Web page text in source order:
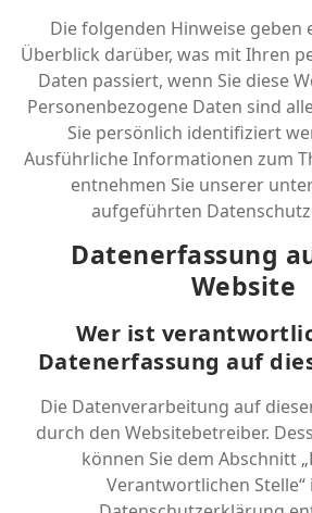
Die folgenden Hinweise geben
Überblick darüber, was mit Ihren
Daten passiert, wenn Sie diese
Personenbezogene Daten sind
Sie persönlich identifiziert
Ausführliche Informationen zum
entnehmen Sie unserer
aufgeführten
Datenerfassung
Website
Wer ist
Datenerfassung auf
Die Datenverarbeitung auf
durch den Websitebetreiber.
können Sie dem Abschnitt
Verantwortlichen Stelle“